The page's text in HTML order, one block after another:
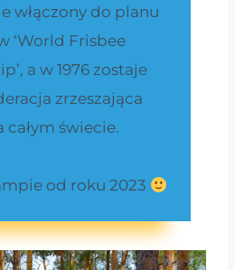
włączony do planu
‘World Frisbee
a w 1976 zostaje
zrzeszająca
całym świecie.
od roku 2023